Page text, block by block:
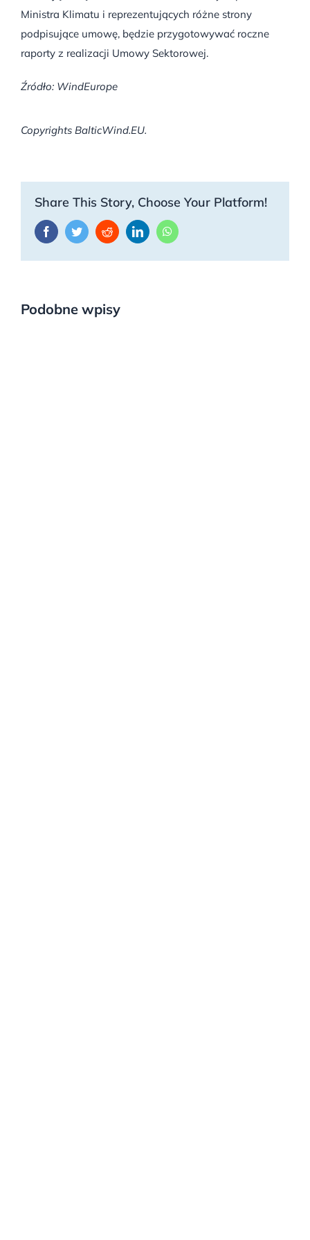
Ministra Klimatu i reprezentujących różne strony
podpisujące umowę, będzie przygotowywać roczne
raporty z realizacji Umowy Sektorowej.
Źródło: WindEurope
Copyrights BalticWind.EU.
Share This Story, Choose Your Platform!
FacebookTwitterRedditLinkedInWhatsApp
Podobne wpisy